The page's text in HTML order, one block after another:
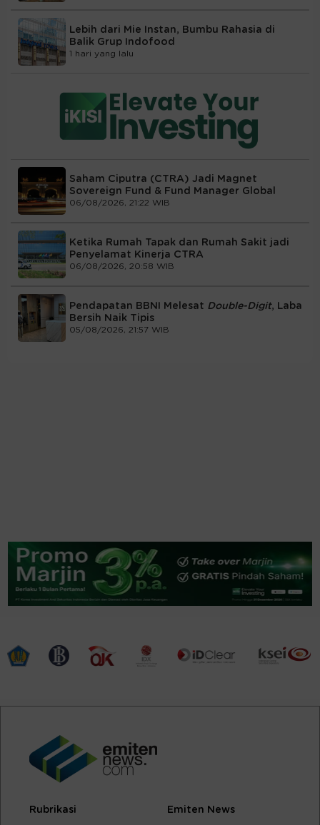
Lebih dari Mie Instan, Bumbu Rahasia di
Balik Grup Indofood
1 hari yang lalu
Saham Ciputra (CTRA) Jadi Magnet
Sovereign Fund & Fund Manager Global
06/08/2026, 21:22 WIB
Ketika Rumah Tapak dan Rumah Sakit jadi
Penyelamat Kinerja CTRA
06/08/2026, 20:58 WIB
Pendapatan BBNI Melesat Double-Digit, Laba
Bersih Naik Tipis
05/08/2026, 21:57 WIB
Rubrikasi Emiten News